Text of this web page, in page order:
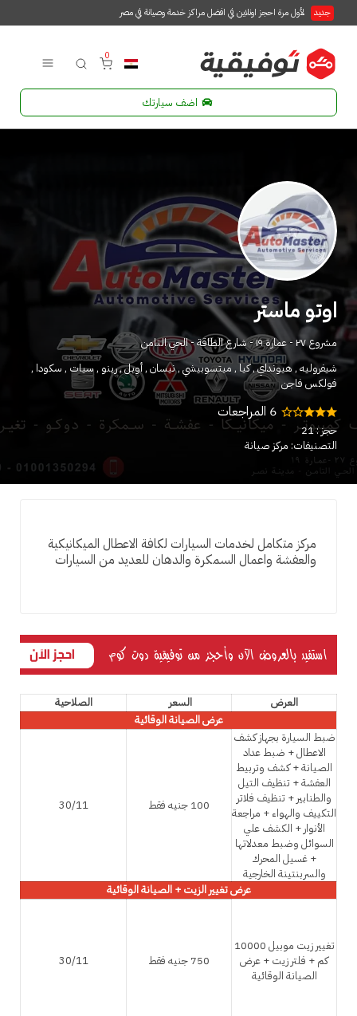
جديد لأول مرة احجز اونلاين في افضل مراكز خدمة وصيانة في مصر
0
اضف سيارتك
اوتو ماستر
مشروع ٢٧ - عمارة ١٩ - شارع الطاقة - الحي التامن
شيفروليه هيونداي كيا ميتسوبيشي نيسان أوبل رينو سيات سكودا
فولكس فاجن
6 المراجعات
حجز : 21
التصنيفات: مركز صيانة
مركز متكامل لخدمات السيارات لكافة الاعطال الميكانيكية
والعفشة واعمال السمكرة والدهان للعديد من السيارات
العرض السعر
الصلاحية
عرض الصيانة الوقائية
ضبط السيارة بجهاز كشف
الاعطال + ضبط عداد
الصيانة + كشف وتربيط
العفشة + تنظيف التيل
والطنابير + تنظيف فلاتر
التكييف والهواء + مراجعة
الأنوار + الكشف علي
السوائل وضبط معدلاتها
+ غسيل المحرك
والسربنتينة الخارجية
100 جنيه فقط 30/11
عرض تغيير الزيت + الصيانة الوقائية
تغيير زيت موبيل 10000
كم + فلتر زيت + عرض
الصيانة الوقائية
750 جنيه فقط 30/11